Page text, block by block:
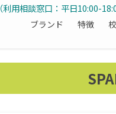
ブランド 特徴
（利用相談窓口：平日10:00-